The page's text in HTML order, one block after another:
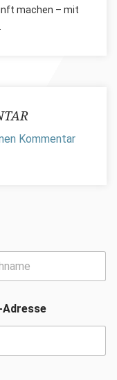
machen – mit
Kommentar
Adresse